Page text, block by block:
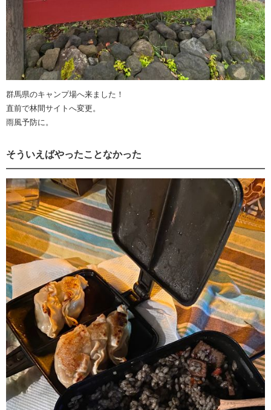
群馬県のキャンプ場へ来ました！
直前で林間サイトへ変更。
雨風予防に。
そういえばやったことなかった